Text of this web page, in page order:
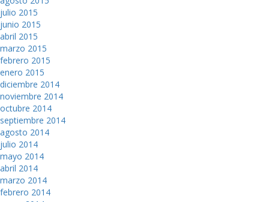
julio 2015
junio 2015
abril 2015
marzo 2015
febrero 2015
enero 2015
diciembre 2014
noviembre 2014
octubre 2014
septiembre 2014
agosto 2014
julio 2014
mayo 2014
abril 2014
marzo 2014
febrero 2014